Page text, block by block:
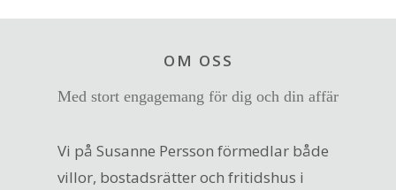
OM OSS
Med stort engagemang för dig och din affär
Vi på Susanne Persson förmedlar både
villor, bostadsrätter och fritidshus i